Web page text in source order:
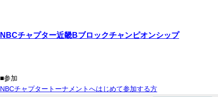
NBCチャプター近畿Bブロックチャンピオンシップ
■参加
NBCチャプタートーナメントへはじめて参加する方